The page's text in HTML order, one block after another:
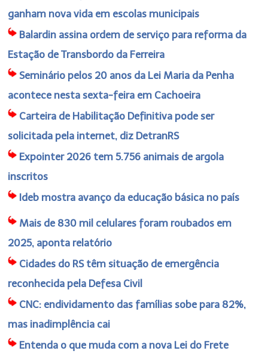
ganham nova vida em escolas municipais
Balardin assina ordem de serviço para reforma da
Estação de Transbordo da Ferreira
Seminário pelos 20 anos da Lei Maria da Penha
acontece nesta sexta-feira em Cachoeira
Carteira de Habilitação Definitiva pode ser
solicitada pela internet, diz DetranRS
Expointer 2026 tem 5.756 animais de argola
inscritos
Ideb mostra avanço da educação básica no país
Mais de 830 mil celulares foram roubados em
2025, aponta relatório
Cidades do RS têm situação de emergência
reconhecida pela Defesa Civil
CNC: endividamento das famílias sobe para 82%,
mas inadimplência cai
Entenda o que muda com a nova Lei do Frete